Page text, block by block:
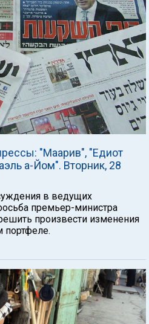
"Маарив", "Едиот
а-Йом". Вторник, 28
в ведущих
премьер-министра
произвести изменения
портфеле.